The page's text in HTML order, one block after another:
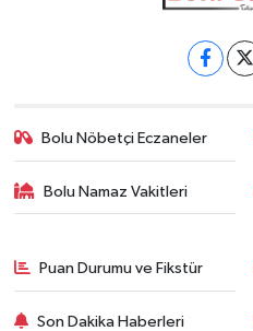
Bolu Nöbetçi Eczaneler
Bolu Namaz Vakitleri
Puan Durumu ve Fikstür
Son Dakika Haberleri